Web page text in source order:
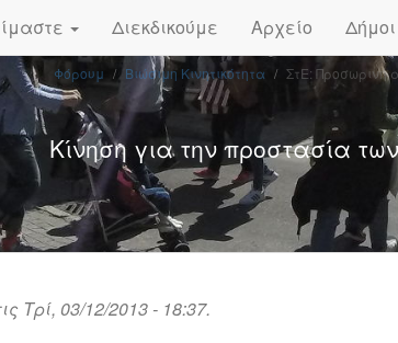
Διεκδικούμε Αρχείο Δήμοι
Φόρουμ Βιώσιμη Κινητικότητα ΣτΕ: Προσωρινή
Κίνηση για την προστασία
Τρί, 03/12/2013 - 18:37.